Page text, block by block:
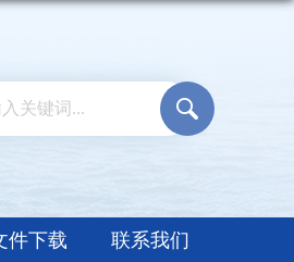
件下载 联系我们